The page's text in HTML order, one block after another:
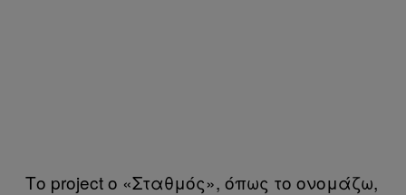
Το project ο «Σταθμός», όπως το ονομάζω,